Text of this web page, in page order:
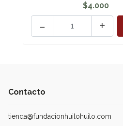
$4.000
+
-
Contacto
tienda@fundacionhuilohuilo.com